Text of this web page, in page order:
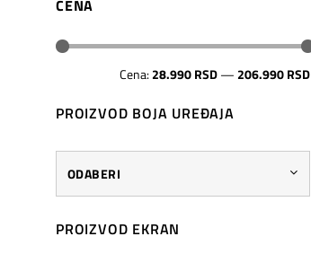
CENA
Cena:28.990 RSD—206.990 RSD
PROIZVOD BOJA UREĐAJA
ODABERI
PROIZVOD EKRAN